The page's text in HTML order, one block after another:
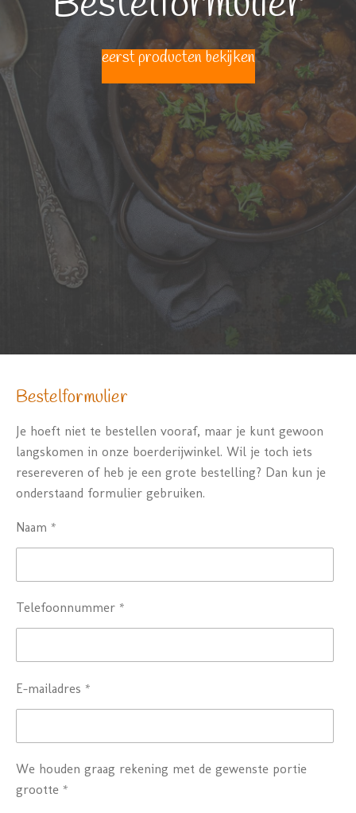
eerst producten bekijken
Bestelformulier
Je hoeft niet te bestellen vooraf, maar je kunt gewoon
langskomen in onze boerderijwinkel. Wil je toch iets
resereveren of heb je een grote bestelling? Dan kun je
onderstaand formulier gebruiken.
Naam *
Telefoonnummer *
E-mailadres *
We houden graag rekening met de gewenste portie
grootte *